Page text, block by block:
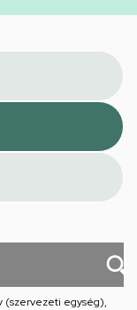
(szervezeti egység),